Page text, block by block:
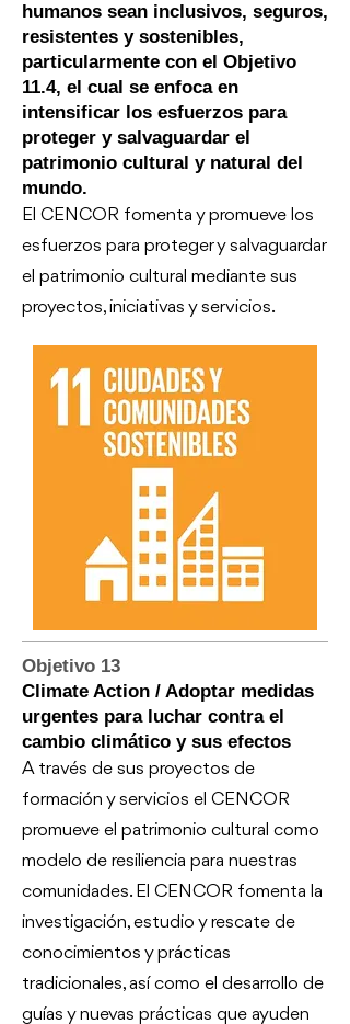
humanos sean inclusivos, seguros,
resistentes y sostenibles,
particularmente con el Objetivo
11.4, el cual se enfoca en
intensificar los esfuerzos para
proteger y salvaguardar el
patrimonio cultural y natural del
mundo.
El CENCOR fomenta y promueve los
esfuerzos para proteger y salvaguardar
el patrimonio cultural mediante sus
proyectos, iniciativas y servicios.
Objetivo 13
Climate Action / Adoptar medidas
urgentes para luchar contra el
cambio climático y sus efectos
A través de sus proyectos de
formación y servicios el CENCOR
promueve el patrimonio cultural como
modelo de resiliencia para nuestras
comunidades. El CENCOR fomenta la
investigación, estudio y rescate de
conocimientos y prácticas
tradicionales, así como el desarrollo de
guías y nuevas prácticas que ayuden